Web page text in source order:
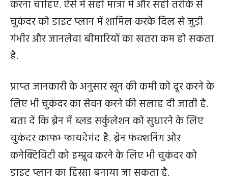
करना चाहिए. ऐसे में सही मात्रा में और सही तरीके से
चुकंदर को डाइट प्लान में शामिल करके दिल से जुड़ी
गंभीर और जानलेवा बीमारियों का खतरा कम हो सकता
है.
प्राप्‍त जानकारी के अनुसार खून की कमी को दूर करने के
लिए भी चुकंदर का सेवन करने की सलाह दी जाती है.
बता दें कि ब्रेन में ब्लड सर्कुलेशन को सुधारने के लिए
चुकंदर काफभ्‍ फायदेमंद है. ब्रेन फंक्शनिंग और
कनेक्टिविटी को इम्प्रूव करने के लिए भी चुकंदर को
डाइट प्लान का हिस्सा बनाया जा सकता है.